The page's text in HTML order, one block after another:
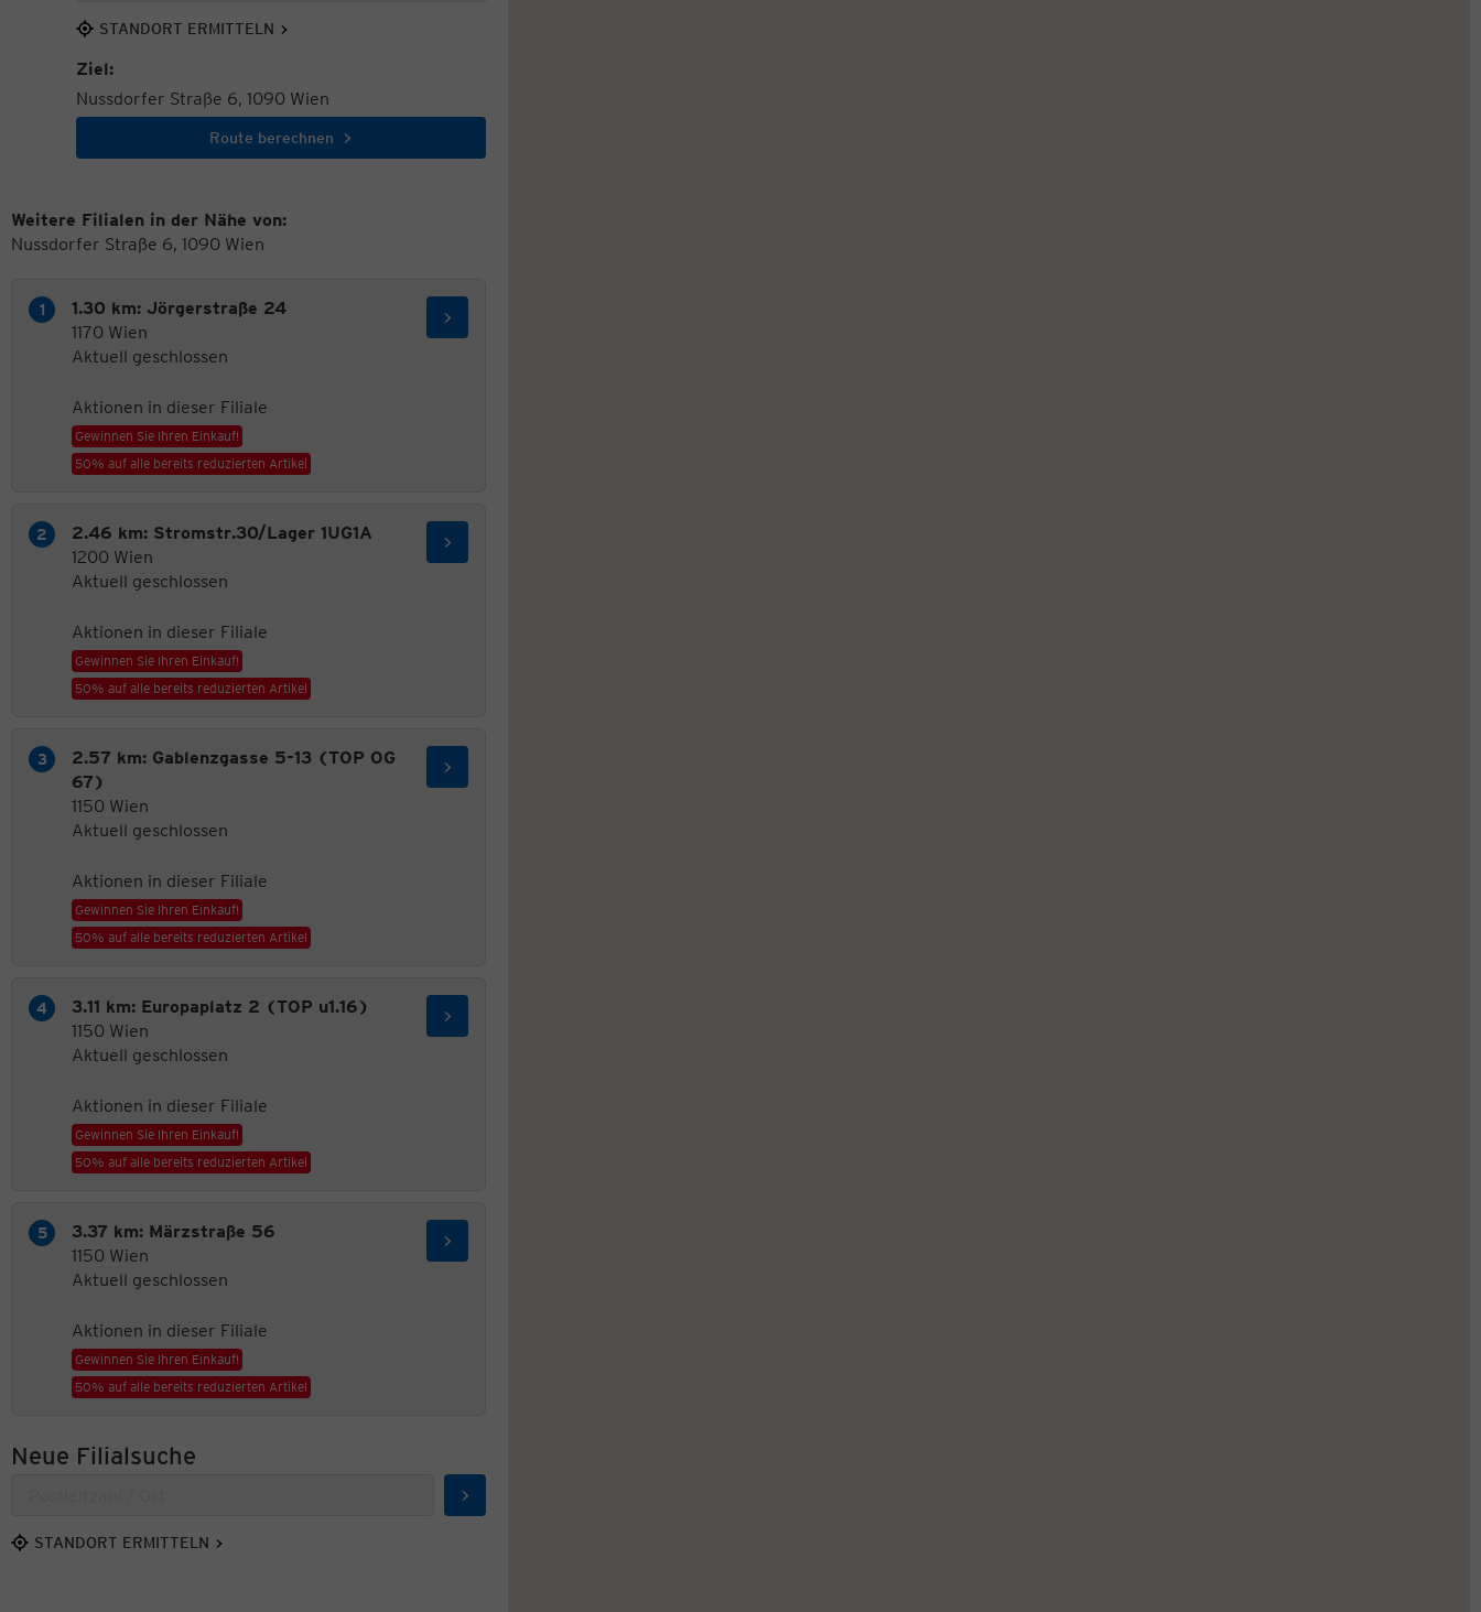
STANDORT ERMITTELN
Ziel:
Nussdorfer Straße 6, 1090 Wien
Route berechnen
Weitere Filialen in der Nähe von:
Nussdorfer Straße 6, 1090 Wien
1.30 km: Jörgerstraße 24
1170 Wien
Aktuell geschlossen
Aktionen in dieser Filiale
Gewinnen Sie Ihren Einkauf!
50% auf alle bereits reduzierten Artikel
2.46 km: Stromstr.30/Lager 1UG1A
1200 Wien
Aktuell geschlossen
Aktionen in dieser Filiale
Gewinnen Sie Ihren Einkauf!
50% auf alle bereits reduzierten Artikel
2.57 km: Gablenzgasse 5-13 (TOP OG
67)
1150 Wien
Aktuell geschlossen
Aktionen in dieser Filiale
Gewinnen Sie Ihren Einkauf!
50% auf alle bereits reduzierten Artikel
3.11 km: Europaplatz 2 (TOP u1.16)
1150 Wien
Aktuell geschlossen
Aktionen in dieser Filiale
Gewinnen Sie Ihren Einkauf!
50% auf alle bereits reduzierten Artikel
3.37 km: Märzstraße 56
1150 Wien
Aktuell geschlossen
Aktionen in dieser Filiale
Gewinnen Sie Ihren Einkauf!
50% auf alle bereits reduzierten Artikel
Neue Filialsuche
Suchen
STANDORT ERMITTELN